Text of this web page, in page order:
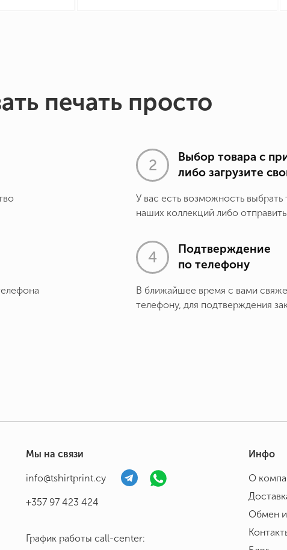
печать просто
Выбор товара с
либо загрузите
У вас есть возможность
наших коллекций либо
Подтверждение
по телефону
В ближайшее время с вами
телефону, для подтверждения
Мы на связи
info@tshirtprint.cy
+357 97 423 424
График работы call-center:
Инфо
О
Обмен и